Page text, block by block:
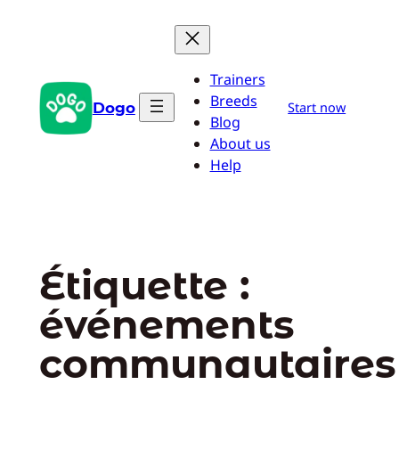
Dogo
Trainers
Breeds
Blog
About us
Help
Start now
Étiquette :
événements
communautaires